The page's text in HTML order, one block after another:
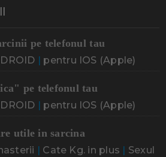
pe telefonul tau
| pentru IOS (Apple)
pe telefonul tau
| pentru IOS (Apple)
utile in sarcina
| Cate Kg. in plus | Sexul